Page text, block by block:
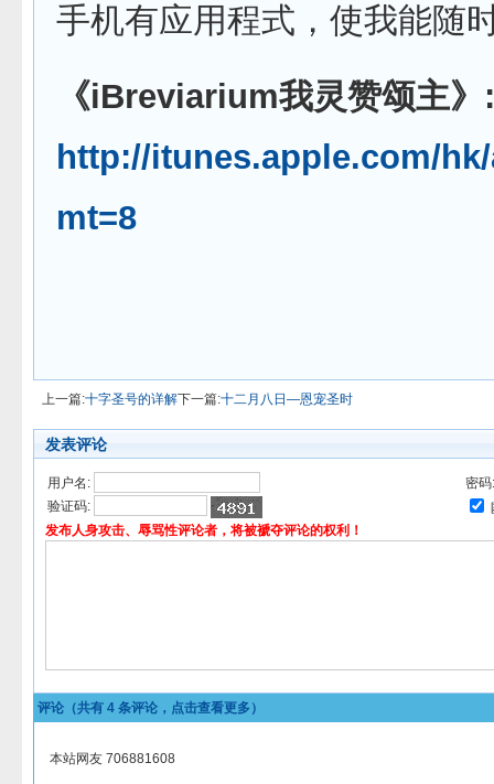
手机有应用程式，使我能随
《iBreviarium我灵赞颂主》:
http://itunes.apple.com/
mt=8
上一篇:十字圣号的详解下一篇:十二月八日—恩宠圣时
发表评论
用户名:
密
验证码:
发布人身攻击、辱骂性评论者，将被褫夺评论的权利！
评论（共有 4 条评论，点击查看更多）
本站网友 706881608